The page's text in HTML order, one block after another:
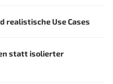
realistische Use Cases
statt isolierter